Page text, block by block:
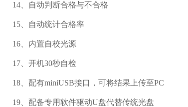
14、自动判断合格与不合格
15、自动统计合格率
16、内置自校光源
17、开机30秒自检
18、配有miniUSB接口，可将结果上传至PC
19、配备专用软件驱动U盘代替传统光盘